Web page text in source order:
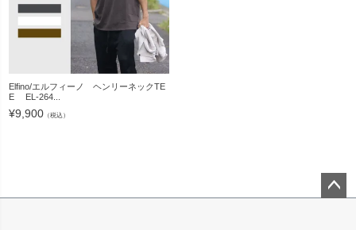
Elfino/エルフィーノ ヘンリーネックTE
E EL-264...
¥9,900 （税込）